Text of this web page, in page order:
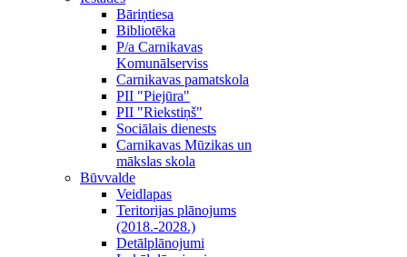
Bāriņtiesa
Bibliotēka
P/a Carnikavas
Komunālserviss
Carnikavas pamatskola
PII "Piejūra"
PII "Riekstiņš"
Sociālais dienests
Carnikavas Mūzikas un
mākslas skola
Būvvalde
Veidlapas
Teritorijas plānojums
(2018.-2028.)
Detālplānojumi